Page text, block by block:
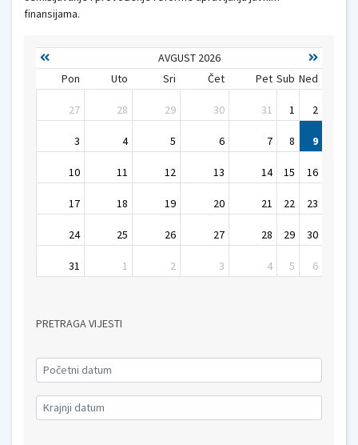
finansijama.
AVGUST 2026
Pon
Uto Sri Čet Pet Sub Ned
27 28 29 30 31 1 2
3 4 5 6 7 8 9
10 11 12 13 14 15 16
17 18 19 20 21 22 23
24 25 26 27 28 29 30
31 1 2 3 4 5 6
PRETRAGA VIJESTI